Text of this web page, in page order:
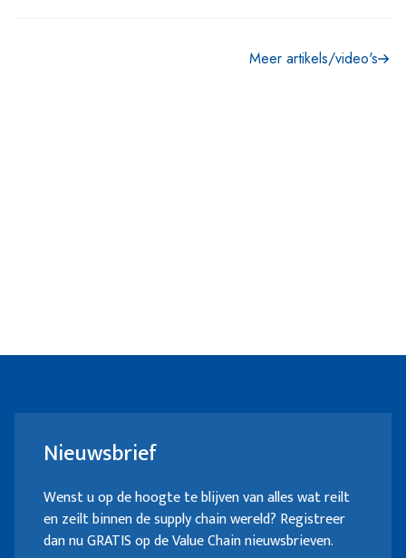
Meer artikels/video's
Nieuwsbrief
Wenst u op de hoogte te blijven van alles wat reilt
en zeilt binnen de supply chain wereld? Registreer
dan nu GRATIS op de Value Chain nieuwsbrieven.